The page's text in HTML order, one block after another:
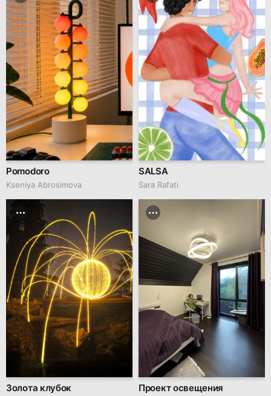
Pomodoro
Kseniya Abrosimova
SALSA
Sara Rafati
Золота клубок
Проект освещения